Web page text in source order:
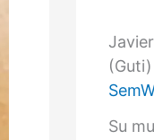
(Guti)
Su